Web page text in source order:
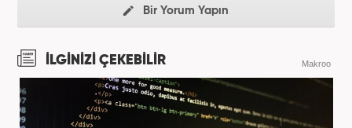
Bir Yorum Yapın
İLGİNİZİ ÇEKEBİLİR Makroo